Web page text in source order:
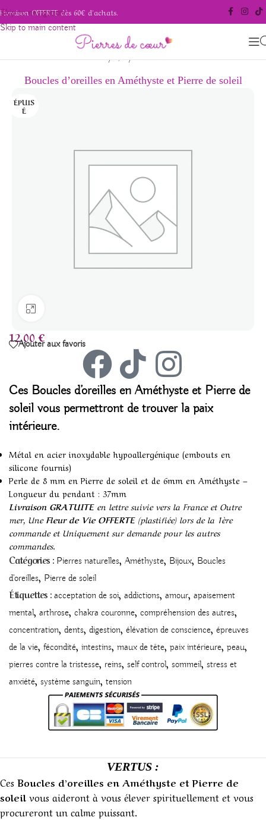
Skip to navigation
Skip to main content
Livraison OFFERTE dès 60€ d'achats.
Accueil/Bijoux/Boucles d'oreilles
Boucles d’oreilles en Améthyste et Pierre de soleil
ÉPUIS
É
12,00€
Ajouter aux favoris
Ces Boucles d’oreilles en Améthyste et Pierre de
soleil vous permettront de trouver la paix
intérieure.
Métal en acier inoxydable hypoallergénique (embouts en
silicone fournis)
Perle de 8 mm en Pierre de soleil et de 6mm en Améthyste –
Longueur du pendant : 37mm
Livraison GRATUITEen lettre suivie vers la France et Outre
mer, Une Fleur de Vie OFFERTE (plastifiée) lors de la 1ère
commande et Uniquement sur demande pour les autres
commandes.
Catégories : Pierres naturelles, Améthyste, Bijoux, Boucles
d'oreilles, Pierre de soleil
Étiquettes : acceptation de soi, addictions, amour, apaisement
mental, arthrose, chakra couronne, compréhension des autres,
concentration, dents, digestion, élévation de conscience, épreuves
de la vie, fécondité, intestins, maux de tête, paix intérieure, peau,
pierres contre la tristesse, reins, self control, sommeil, stress et
anxiété, système sanguin, tension
VERTUS :
Ces Boucles d’oreilles en Améthyste et Pierre de
soleil vous aideront à vous élever spirituellement et vous
procureront un calme puissant.